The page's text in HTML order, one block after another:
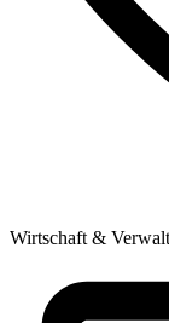
Wirtschaft &